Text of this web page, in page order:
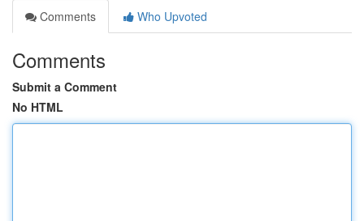
Comments
Who Upvoted
Comments
Submit a Comment
No HTML